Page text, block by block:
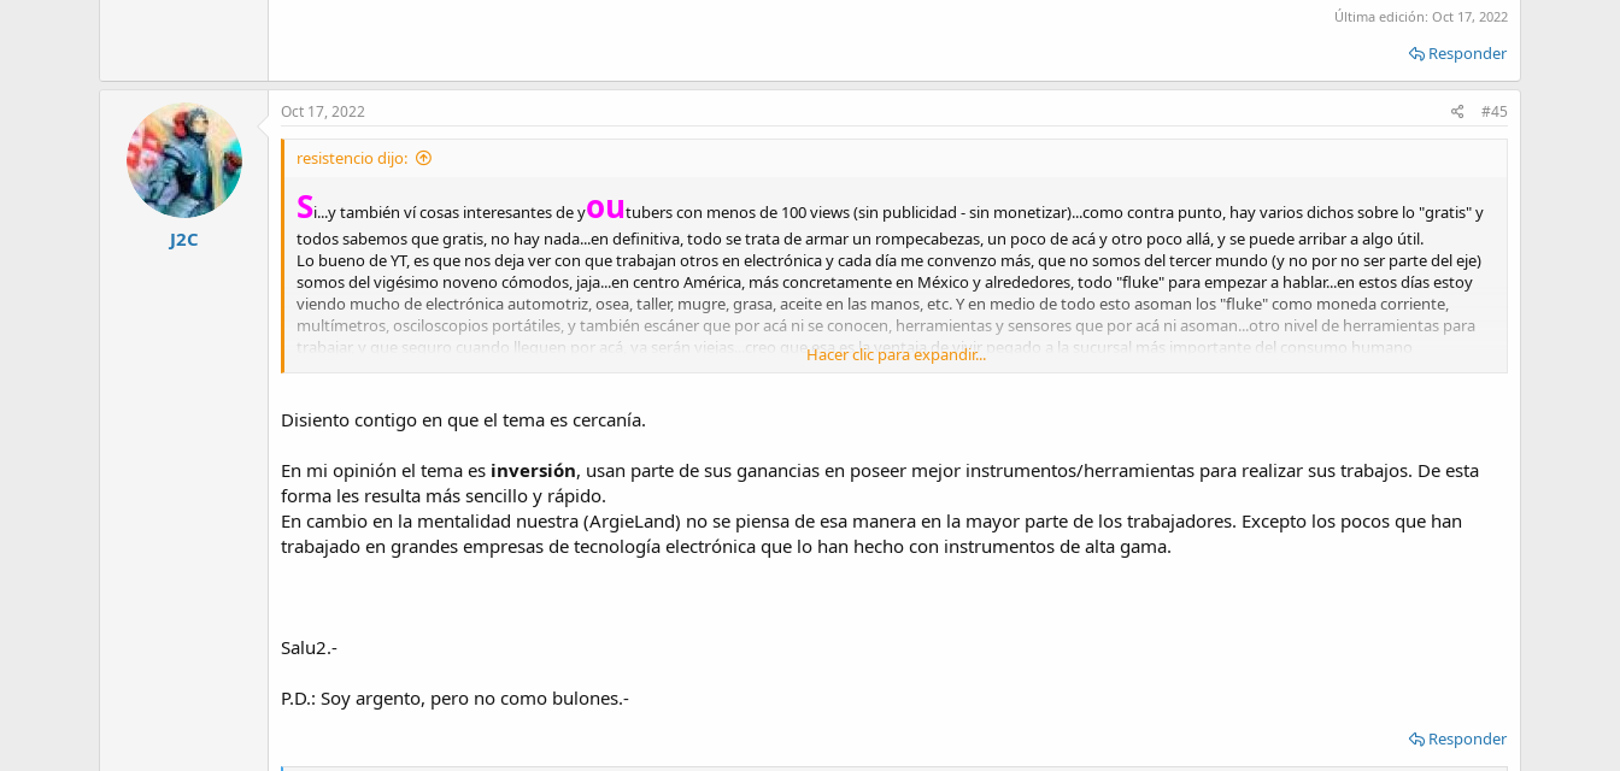
Última edición: Oct 17, 2022
Responder
J2C
Oct 17, 2022 #45
resistencio dijo:
Si...y también ví cosas interesantes de youtubers con menos de 100 views (sin publicidad - sin monetizar)...como contra punto, hay varios dichos sobre lo "gratis" y
todos sabemos que gratis, no hay nada...en definitiva, todo se trata de armar un rompecabezas, un poco de acá y otro poco allá, y se puede arribar a algo útil.
Lo bueno de YT, es que nos deja ver con que trabajan otros en electrónica y cada día me convenzo más, que no somos del tercer mundo (y no por no ser parte del eje)
somos del vigésimo noveno cómodos, jaja...en centro América, más concretamente en México y alrededores, todo "fluke" para empezar a hablar...en estos días estoy
viendo mucho de electrónica automotriz, osea, taller, mugre, grasa, aceite en las manos, etc. Y en medio de todo esto asoman los "fluke" como moneda corriente,
multímetros, osciloscopios portátiles, y también escáner que por acá ni se conocen, herramientas y sensores que por acá ni asoman...otro nivel de herramientas para
trabajar, y que seguro cuando lleguen por acá, ya serán viejas...creo que esa es la ventaja de vivir pegado a la sucursal más importante del consumo humano
Hacer clic para expandir...
Disiento contigo en que el tema es cercanía.
En mi opinión el tema es inversión, usan parte de sus ganancias en poseer mejor instrumentos/herramientas para realizar sus trabajos. De esta
forma les resulta más sencillo y rápido.
En cambio en la mentalidad nuestra (ArgieLand) no se piensa de esa manera en la mayor parte de los trabajadores. Excepto los pocos que han
trabajado en grandes empresas de tecnología electrónica que lo han hecho con instrumentos de alta gama.
Salu2.-
P.D.: Soy argento, pero no como bulones.-
Responder